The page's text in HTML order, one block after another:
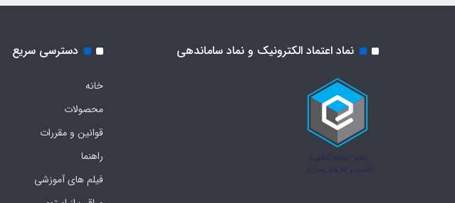
نماد اعتماد الکترونیک و نماد ساماندهی دسترسی سریع
خانه
محصولات
قوانین و مقررات
راهنما
فیلم های آموزشی